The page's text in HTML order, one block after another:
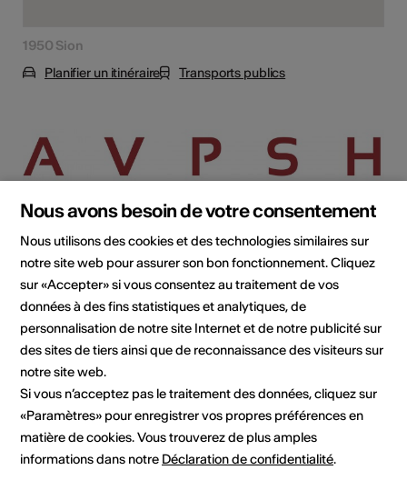
1950 Sion
Planifier un itinéraire
Transports publics
Institution / organisation
Association valaisanne des professionnels
des sciences humaines (AVPSH)
1950 Sion
E-Mail
Site Internet
Planifier un itinéraire
Transports publics
Nous avons besoin de votre consentement
Nous utilisons des cookies et des technologies similaires sur
notre site web pour assurer son bon fonctionnement. Cliquez
sur «Accepter» si vous consentez au traitement de vos
données à des fins statistiques et analytiques, de
personnalisation de notre site Internet et de notre publicité sur
des sites de tiers ainsi que de reconnaissance des visiteurs sur
notre site web.
Si vous n’acceptez pas le traitement des données, cliquez sur
«Paramètres» pour enregistrer vos propres préférences en
matière de cookies. Vous trouverez de plus amples
informations dans notre Déclaration de confidentialité.